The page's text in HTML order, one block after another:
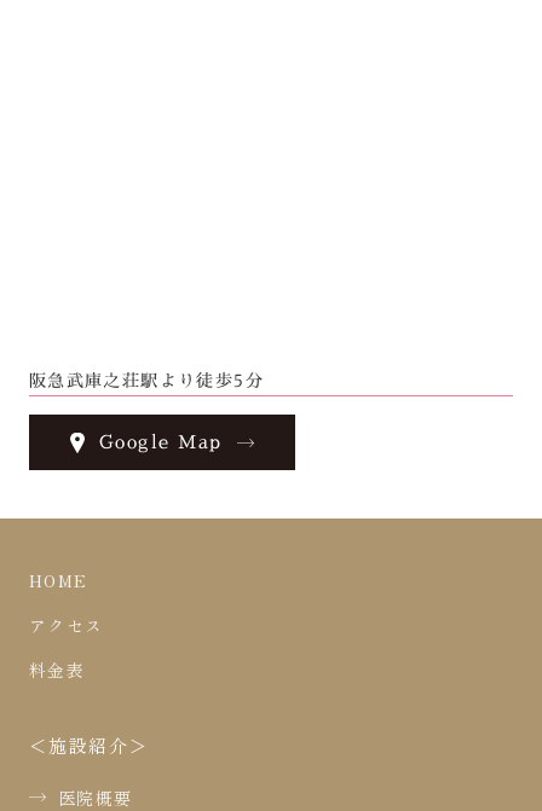
阪急武庫之荘駅より徒歩5分
Google Map
HOME
アクセス
料金表
施設紹介
医院概要